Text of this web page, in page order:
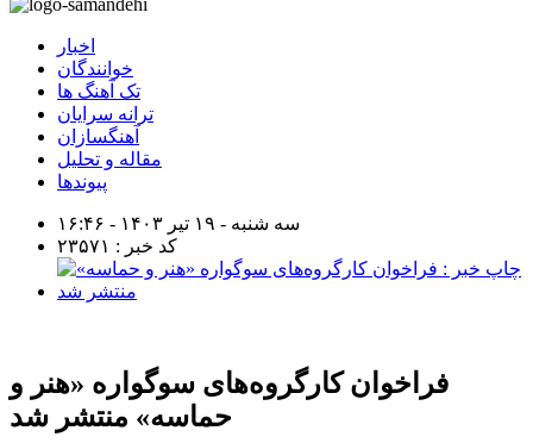
اخبار
خوانندگان
تک آهنگ ها
ترانه سرایان
آهنگسازان
مقاله و تحلیل
پیوندها
سه شنبه - ۱۹ تیر ۱۴۰۳ - ۱۶:۴۶
کد خبر : ۲۳۵۷۱
فراخوان کارگروه‌های سوگواره «هنر و
حماسه» منتشر شد